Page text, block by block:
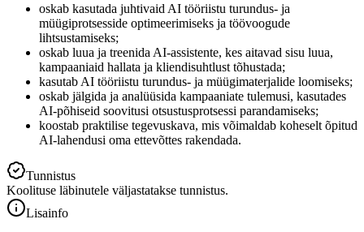
oskab kasutada juhtivaid AI tööriistu turundus- ja
müügiprotsesside optimeerimiseks ja töövoogude
lihtsustamiseks;
oskab luua ja treenida AI-assistente, kes aitavad sisu luua,
kampaaniaid hallata ja kliendisuhtlust tõhustada;
kasutab AI tööriistu turundus- ja müügimaterjalide loomiseks;
oskab jälgida ja analüüsida kampaaniate tulemusi, kasutades
AI-põhiseid soovitusi otsustusprotsessi parandamiseks;
koostab praktilise tegevuskava, mis võimaldab koheselt õpitud
AI-lahendusi oma ettevõttes rakendada.
Tunnistus
Koolituse läbinutele väljastatakse tunnistus.
Lisainfo